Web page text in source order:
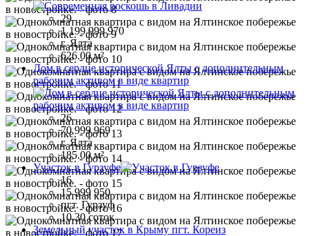
29
1 199 999 970
г. Ялта
626.00 м²
Дом в сердце исторической Ялты с дополнительным
рабочим активом в виде квартир
26
70 999 969
г. Ялта
185.00 м²
Участок в Гурзуфе
16
15 999 950
пгт. Гурзуф
10.30 соток
Земельный участок в Крыму пгт. Кореиз